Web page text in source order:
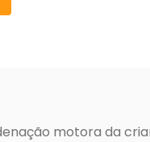
motora da